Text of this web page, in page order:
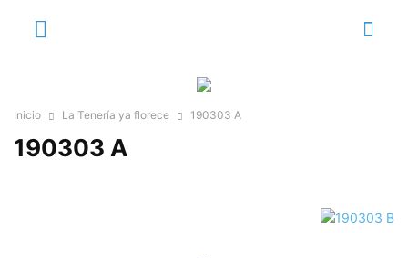
Inicio La Tenería ya florece 190303 A
190303 A